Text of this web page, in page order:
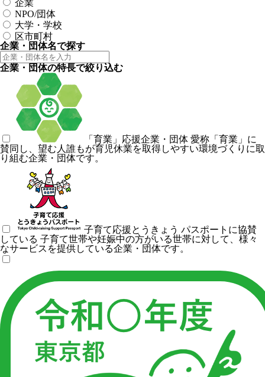
企業
NPO/団体
大学・学校
区市町村
企業・団体名で探す
企業・団体の特長で絞り込む
「育業」応援企業・団体 愛称「育業」に
賛同し、望む人誰もが育児休業を取得しやすい環境づくりに取
り組む企業・団体です。
子育て応援とうきょう パスポートに協賛
している 子育て世帯や妊娠中の方がいる世帯に対して、様々
なサービスを提供している企業・団体です。